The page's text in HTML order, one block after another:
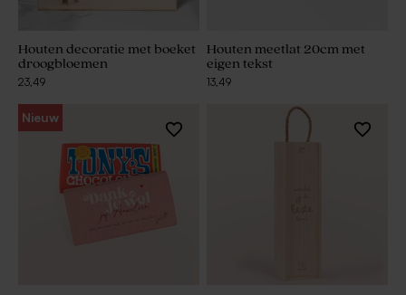
Houten decoratie met boeket
droogbloemen
23,49
Houten meetlat 20cm met
eigen tekst
13,49
Nieuw